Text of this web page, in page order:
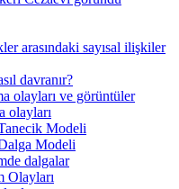
arasındaki sayısal ilişkiler
davranır?
olayları ve görüntüler
olayları
Modeli
Modeli
dalgalar